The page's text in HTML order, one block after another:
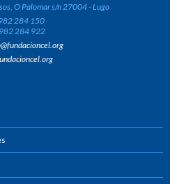
O Palomar s/n 27004 - Lugo
284 150
284 922